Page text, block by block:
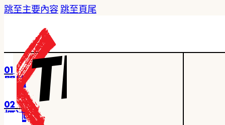
跳至主要內容跳至頁尾
01
開始
02
概述